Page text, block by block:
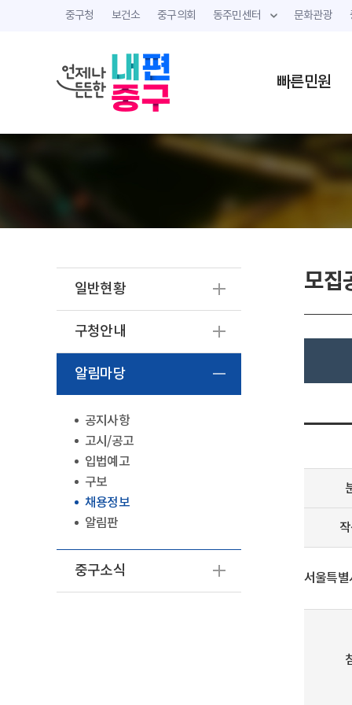
중구청 보건소 중구의회 동주민센터 문화관광
빠른민원
일반현황
구청안내
알림마당
공지사항
고시/공고
입법예고
구보
채용정보
알림판
중구소식
모집
서울특별